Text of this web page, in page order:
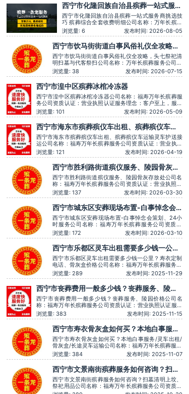
西宁市化隆回族自治县殡葬一站式服务
商挑选技巧 殡葬综合全套收费明细
西宁市化隆回族自治县殡葬一站式服务商挑选技
巧 殡葬综合全套收费明细公司名称：万年长殡葬
服务公司资质认证：营业执照认证服务理念：客
户至上，服务至上服务时间：全天在线主营服
务：殡葬服务-灵堂布置-丧葬一条龙-殡仪车出
租-白事服务-灵车接运-殡葬用品-长途跨省殡葬
用车-下葬安葬礼仪服务，殡仪一条龙服务服务特
色：墓地
浏览量: 6 发布时间: 2026-08-05
西宁市饮马街街道白事风俗礼仪全攻略，
头七祭祀清明扫墓与代客祭扫
西宁市饮马街街道白事风俗礼仪全攻略，头七祭祀清
明扫墓与代客祭扫公司名称：万年长殡葬服务公司资
质认证：营业执照认证服务理念：客户至上，服务至
上服务时间：全天在线主营服务：殡葬服务-灵堂布
置-丧葬一条龙-殡仪车出租-白事服务-灵车接运-殡葬
用品-长途跨省殡葬用车-下葬安葬礼仪服务，殡仪一
条龙服务服务特色：墓地销
浏览量: 38 发布时间: 2026-07-15
西宁市湟中区殡葬冰棺冷冻器
西宁市湟中区殡葬冰棺冷冻器公司名称：福寿万年长殡葬服
务公司资质认证：营业执照认证服务理念：客户至上，服务
至上服务时间：全天在线用户评价：丧事一条龙服务顺畅，
解答耐心细致。主营服务：殡葬服务、灵堂布置、丧葬一条
龙、殡仪车出租、白事服务、灵车接运、殡葬用品、长途跨
省殡葬用车、火化预约，下葬安葬礼仪服务，
浏览量: 101 发布时间: 2026-05-09
西宁市海东市殡葬殡仪车出租、殡葬殡仪车运
输灵车护送接运
西宁市海东市殡葬殡仪车出租、殡葬殡仪车运输灵车护送接
运公司名称：福寿万年长殡葬服务公司资质认证：营业执照
认证服务理念：客户至上，服务至上服务时间：全天在线用
户评价：丧事一条龙服务顺畅，解答耐心细致。主营服务：
殡葬服务、灵堂布置、丧葬一条龙、殡仪车出租、白事服
务、灵车接运、殡葬用品、长途跨省殡葬用车、
浏览量: 121 发布时间: 2026-04-19
西宁市胜利路街道殡仪服务、陵园骨灰存
放处
西宁市胜利路街道殡仪服务、陵园骨灰存放处公司名
称：福寿万年长殡葬服务公司资质认证：营业执照认
证服务理念：客户至上，服务至上服务时间：全天在
线用户评价：丧事一条龙服务顺畅，解答耐心细致。
主营服务：殡葬服务、灵堂布置、丧葬一条龙、殡仪
车出租、白事服务、灵车接运、殡葬用品、长途跨省
殡葬用车、火化预约，下葬
浏览量: 137 发布时间: 2026-03-30
西宁市城东区安葬现场布置-白事悼念会
策划、24小时服务
西宁市城东区安葬现场布置-白事悼念会策划、24小
时服务公司名称：福寿万年长殡葬服务公司资质认
证：营业执照认证服务理念：客户至上，服务至上服
务时间：全天在线用户评价：时间守约，从不拖沓误
事。主营服务：殡葬服务、灵堂布置、丧葬一条龙、
殡仪车出租、白事服务、灵车接运、殡葬用品、长途
跨省殡葬用车、火化预约，下葬
浏览量: 172 发布时间: 2026-03-10
西宁市乐都区灵车出租需要多少钱一公
里？寿衣定制电话、骨灰盒价格
西宁市乐都区灵车出租需要多少钱一公里？寿衣定制
电话、骨灰盒价格公司名称：福寿万年长殡葬服务公
司资质认证：营业执照认证服务理念：客户至上，服
务至上服务时间：全天在线用户评价：服务时言语温
和，安抚情绪很到位，专业可靠。主营服务：殡葬服
务、灵堂布置、丧葬一条龙、殡仪车出租、白事服
务、灵车接运、殡葬用品、长
浏览量: 289 发布时间: 2025-11-29
西宁市丧葬费用一般多少钱？丧葬服务、陵园
价格
西宁市丧葬费用一般多少钱？丧葬服务、陵园价格公司名
称：福寿万年长殡葬服务公司资质认证：营业执照认证服务
理念：客户至上，服务至上服务时间：全天在线用户评价：
价格透明，没有隐形消费。主营服务：殡葬服务、灵堂布
置、丧葬一条龙、殡仪车出租、白事服务、灵车接运、殡葬
用品、长途跨省殡葬用车、火化预约，下葬安葬礼
浏览量: 383 发布时间: 2025-11-15
西宁市寿衣骨灰盒如何买？本地白事服务/
灵车出租/骨灰盒/长途灵车运输
西宁市寿衣骨灰盒如何买？本地白事服务/灵车出租/
骨灰盒/长途灵车运输公司名称：福寿万年长殡葬服务
公司资质认证：营业执照认证服务理念：客户至上，
服务至上服务时间：全天在线用户评价：服务有认真
倾听家属需求，个性化服务很到位。主营服务：殡葬
服务、灵堂布置、丧葬一条龙、殡仪车出租、白事服
务、灵车接运、殡葬用品、
浏览量: 384 发布时间: 2025-11-07
西宁市文景南街殡葬服务如何咨询？扫墓
清明上坟、祭祀用品
西宁市文景南街殡葬服务如何咨询？扫墓清明上坟、
祭祀用品公司名称：福寿万年长殡葬服务公司资质认
证：营业执照认证服务理念：客户至上，服务至上用